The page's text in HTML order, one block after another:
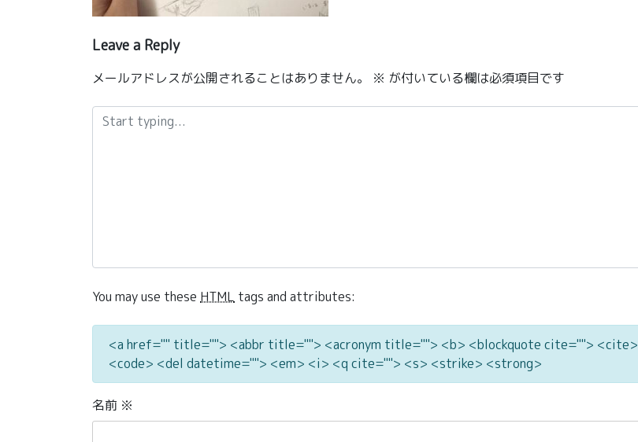
Leave a Reply
メールアドレスが公開されることはありません。 ※ が付いている欄は必須項目です
You may use these HTML tags and attributes:
<a href="" title=""> <abbr title=""> <acronym title=""> <b> <blockquote cite=""> <cite>
<code> <del datetime=""> <em> <i> <q cite=""> <s> <strike> <strong>
名前 ※